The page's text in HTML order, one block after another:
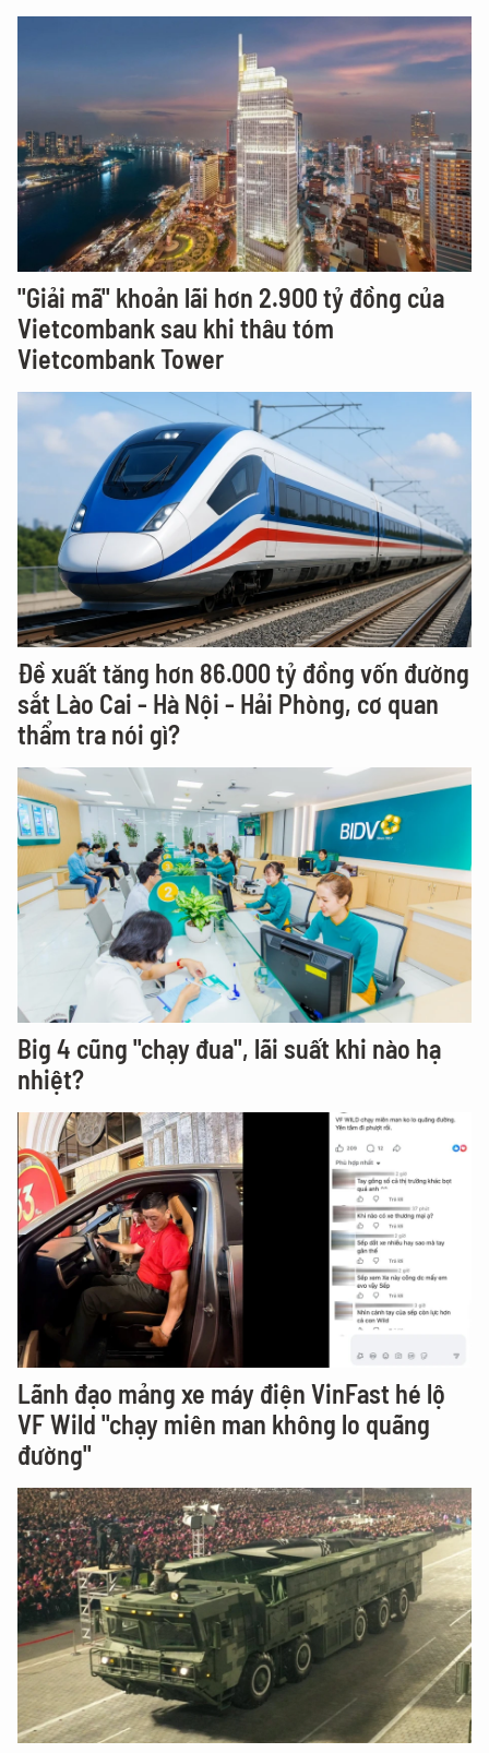
"Giải mã" khoản lãi hơn 2.900 tỷ đồng của
Vietcombank sau khi thâu tóm
Vietcombank Tower
Đề xuất tăng hơn 86.000 tỷ đồng vốn đường
sắt Lào Cai - Hà Nội - Hải Phòng, cơ quan
thẩm tra nói gì?
Big 4 cũng "chạy đua", lãi suất khi nào hạ
nhiệt?
Lãnh đạo mảng xe máy điện VinFast hé lộ
VF Wild "chạy miên man không lo quãng
đường"